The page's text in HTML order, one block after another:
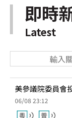
即時
Latest
美參議院委員會
06/08 23:12